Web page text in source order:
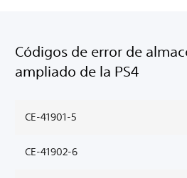
Códigos de error de
ampliado de la PS4
CE-41901-5
CE-41902-6